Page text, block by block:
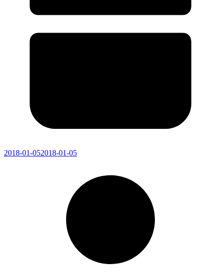
2018-01-052018-01-05